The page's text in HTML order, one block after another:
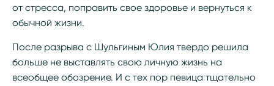
от стресса, поправить свое здоровье и вернуться к
обычной жизни.
После разрыва с Шульгиным Юлия твердо решила
больше не выставлять свою личную жизнь на
всеобщее обозрение. И с тех пор певица тщательно